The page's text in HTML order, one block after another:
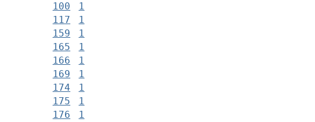
100
1
117
1
159
1
165
1
166
1
169
1
174
1
175
1
176
1